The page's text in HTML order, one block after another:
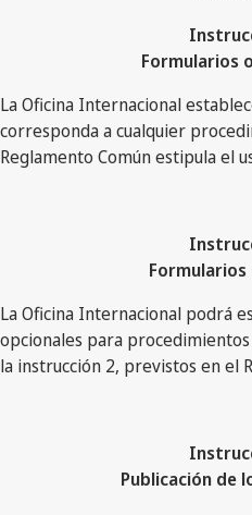
Formularios
La Oficina Internacional
corresponda a cualquier
Reglamento Común estipula el
Formularios
La Oficina Internacional podrá
opcionales para
la instrucción 2, previstos en el
Publicación de